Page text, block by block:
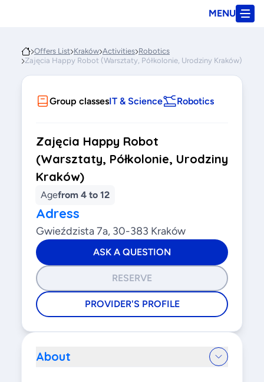
MENU
Offers List Kraków Activities Robotics
Zajęcia Happy Robot (Warsztaty, Półkolonie, Urodziny Kraków)
Group classesIT & Science Robotics
Zajęcia Happy Robot
(Warsztaty, Półkolonie, Urodziny
Kraków)
Agefrom 4 to 12
Adress
Gwieździsta 7a, 30-383 Kraków
ASK A QUESTION
RESERVE
PROVIDER'S PROFILE
About